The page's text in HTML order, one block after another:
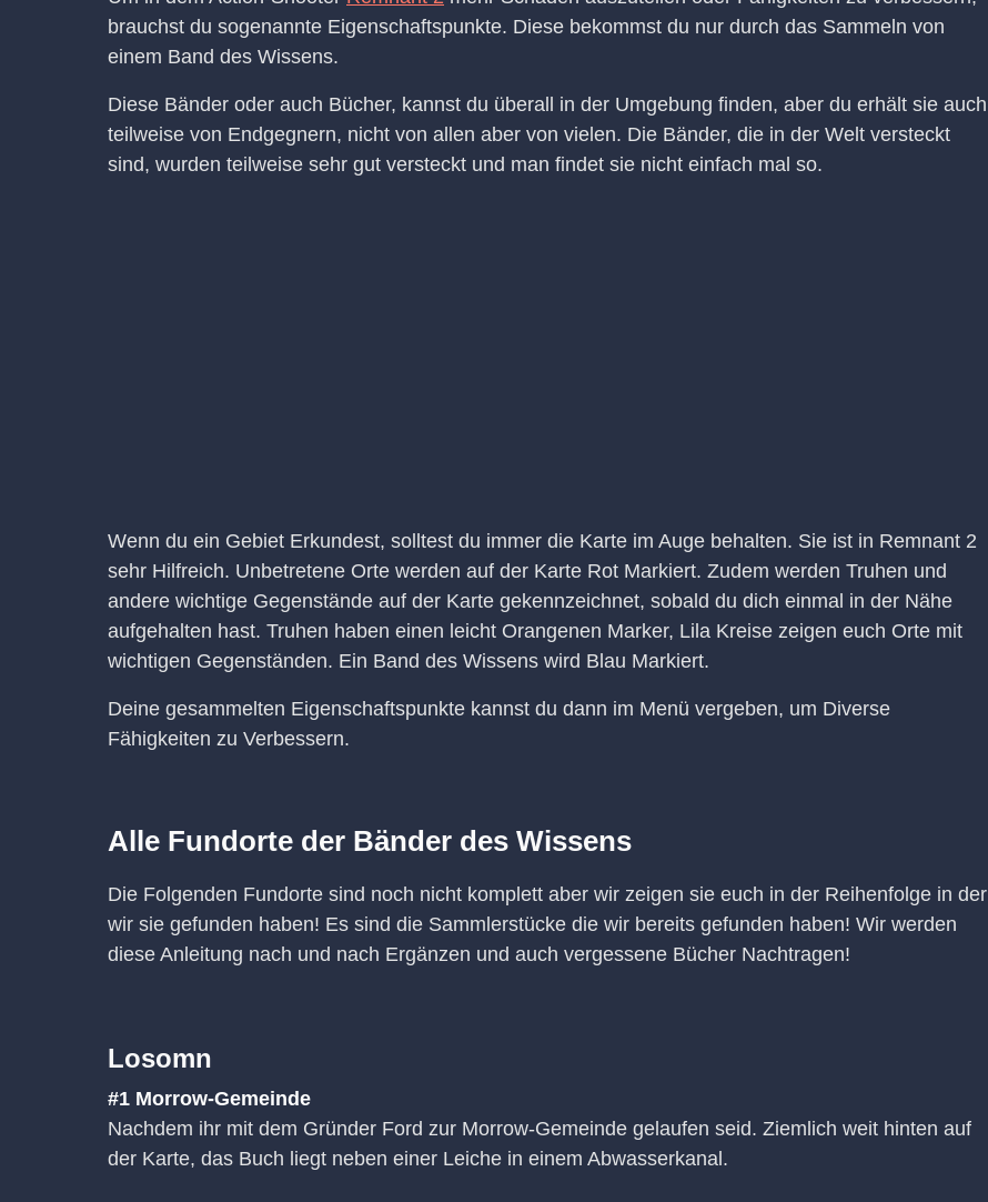
brauchst du sogenannte Eigenschaftspunkte. Diese bekommst du nur durch das Sammeln von
einem Band des Wissens.
Diese Bänder oder auch Bücher, kannst du überall in der Umgebung finden, aber du erhält sie auch
teilweise von Endgegnern, nicht von allen aber von vielen. Die Bänder, die in der Welt versteckt
sind, wurden teilweise sehr gut versteckt und man findet sie nicht einfach mal so.
Wenn du ein Gebiet Erkundest, solltest du immer die Karte im Auge behalten. Sie ist in Remnant 2
sehr Hilfreich. Unbetretene Orte werden auf der Karte Rot Markiert. Zudem werden Truhen und
andere wichtige Gegenstände auf der Karte gekennzeichnet, sobald du dich einmal in der Nähe
aufgehalten hast. Truhen haben einen leicht Orangenen Marker, Lila Kreise zeigen euch Orte mit
wichtigen Gegenständen. Ein Band des Wissens wird Blau Markiert.
Deine gesammelten Eigenschaftspunkte kannst du dann im Menü vergeben, um Diverse
Fähigkeiten zu Verbessern.
Alle Fundorte der Bänder des Wissens
Die Folgenden Fundorte sind noch nicht komplett aber wir zeigen sie euch in der Reihenfolge in der
wir sie gefunden haben! Es sind die Sammlerstücke die wir bereits gefunden haben! Wir werden
diese Anleitung nach und nach Ergänzen und auch vergessene Bücher Nachtragen!
Losomn
#1 Morrow-Gemeinde
Nachdem ihr mit dem Gründer Ford zur Morrow-Gemeinde gelaufen seid. Ziemlich weit hinten auf
der Karte, das Buch liegt neben einer Leiche in einem Abwasserkanal.